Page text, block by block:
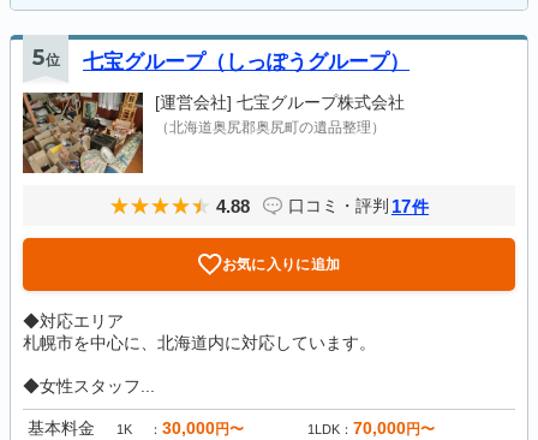
5位 七宝グループ（しっぽうグループ）
[運営会社] 七宝グループ株式会社
（北海道奥尻郡奥尻町の遺品整理）
4.88 口コミ・評判 17件
お気に入りに追加
◆対応エリア
札幌市を中心に、北海道内に対応しています。
◆女性スタッフ...
基本料金 1K 30,000円〜 1LDK 70,000円〜